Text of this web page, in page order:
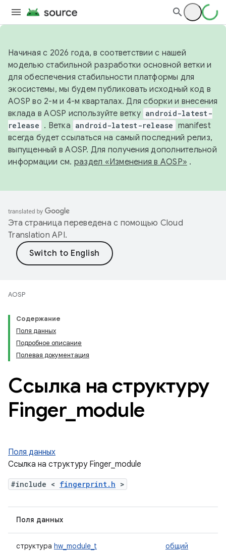
Начиная с 2026 года, в соответствии с нашей
моделью стабильной разработки основной ветки и
для обеспечения стабильности платформы для
экосистемы, мы будем публиковать исходный код в
AOSP во 2-м и 4-м кварталах. Для сборки и внесения
вклада в AOSP используйте ветку android-latest-
release . Ветка android-latest-release manifest
всегда будет ссылаться на самый последний релиз,
выпущенный в AOSP. Для получения дополнительной
информации см. раздел «Изменения в AOSP» .
Эта страница переведена с помощью Cloud
Translation API.
AOSP
Содержание
Поля данных
Подробное описание
Полевая документация
Ссылка на структуру
Finger_ module
Поля данных
Ссылка на структуру Finger_module
#include < fingerprint.h >
Поля данных
структура hw_module_t общий